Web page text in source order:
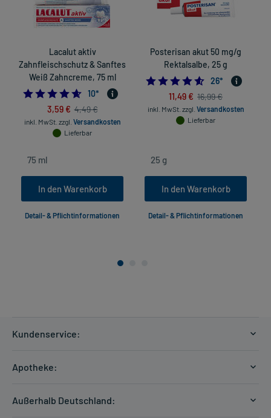
Lacalut aktiv
Zahnfleischschutz & Sanftes
Weiß Zahncreme, 75 ml
4.6
10*
3,59 € 4,49 €
inkl. MwSt. zzgl. Versandkosten
Lieferbar
In den Warenkorb
Detail- & Pflichtinformationen
Posterisan akut 50 mg/g
Rektalsalbe, 25 g
26*
11,49 € 16,99 €
inkl. MwSt. zzgl. Versandkosten
Lieferbar
In den Warenkorb
Detail- & Pflichtinformationen
Kundenservice:
Apotheke:
Außerhalb Deutschland: